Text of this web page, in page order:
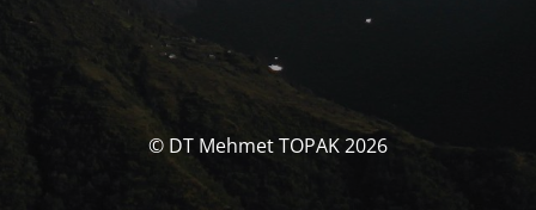
© DT Mehmet TOPAK 2026